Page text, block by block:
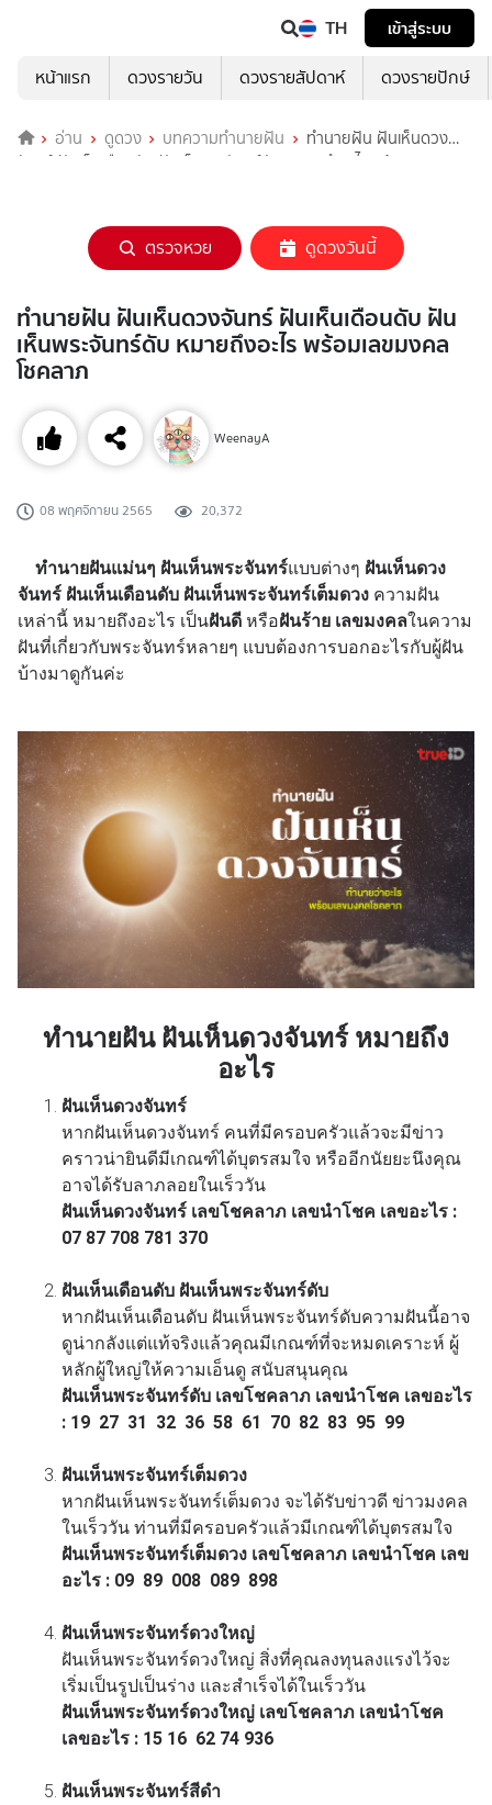
TH
เข้าสู่ระบบ
หน้าแรก
ดวงรายวัน ดวงรายสัปดาห์ ดวงรายปักษ์
อ่าน ดูดวง บทความทำนายฝัน
ทำนายฝัน ฝันเห็นดวง
จันทร์ ฝันเห็นเดือนดับ ฝันเห็นพระจันทร์ดับ หมายถึงอะไร พร้อมเลขมงคล
ตรวจหวย ดูดวงวันนี้
ทำนายฝัน ฝันเห็นดวงจันทร์ ฝันเห็นเดือนดับ ฝัน
เห็นพระจันทร์ดับ หมายถึงอะไร พร้อมเลขมงคล
โชคลาภ
WeenayA
08 พฤศจิกายน 2565 20,372
ทำนายฝันแม่นๆ ฝันเห็นพระจันทร์แบบต่างๆ ฝันเห็นดวง
จันทร์ ฝันเห็นเดือนดับ ฝันเห็นพระจันทร์เต็มดวง ความฝัน
เหล่านี้ หมายถึงอะไร เป็นฝันดี หรือฝันร้าย เลขมงคลในความ
ฝันที่เกี่ยวกับพระจันทร์หลายๆ แบบต้องการบอกอะไรกับผู้ฝัน
บ้างมาดูกันค่ะ
ทำนายฝัน ฝันเห็นดวงจันทร์ หมายถึง
อะไร
ฝันเห็นดวงจันทร์
หากฝันเห็นดวงจันทร์ คนที่มีครอบครัวแล้วจะมีข่าว
คราวน่ายินดีมีเกณฑ์ได้บุตรสมใจ หรืออีกนัยยะนึงคุณ
อาจได้รับลาภลอยในเร็ววัน
ฝันเห็นดวงจันทร์ เลขโชคลาภ เลขนำโชค เลขอะไร :
07 87 708 781 370
ฝันเห็นเดือนดับ ฝันเห็นพระจันทร์ดับ
หากฝันเห็นเดือนดับ ฝันเห็นพระจันทร์ดับความฝันนี้อาจ
ดูน่ากลังแต่แท้จริงแล้วคุณมีเกณฑ์ที่จะหมดเคราะห์ ผู้
หลักผู้ใหญ่ให้ความเอ็นดู สนับสนุนคุณ
ฝันเห็นพระจันทร์ดับ เลขโชคลาภ เลขนำโชค เลขอะไร
: 19 27 31 32 36 58 61 70 82 83 95 99
ฝันเห็นพระจันทร์เต็มดวง
หากฝันเห็นพระจันทร์เต็มดวง จะได้รับข่าวดี ข่าวมงคล
ในเร็ววัน ท่านที่มีครอบครัวแล้วมีเกณฑ์ได้บุตรสมใจ
ฝันเห็นพระจันทร์เต็มดวง เลขโชคลาภ เลขนำโชค เลข
อะไร : 09 89 008 089 898
ฝันเห็นพระจันทร์ดวงใหญ่
ฝันเห็นพระจันทร์ดวงใหญ่ สิ่งที่คุณลงทุนลงแรงไว้จะ
เริ่มเป็นรูปเป็นร่าง และสำเร็จได้ในเร็ววัน
ฝันเห็นพระจันทร์ดวงใหญ่ เลขโชคลาภ เลขนำโชค
เลขอะไร : 15 16 62 74 936
ฝันเห็นพระจันทร์สีดํา